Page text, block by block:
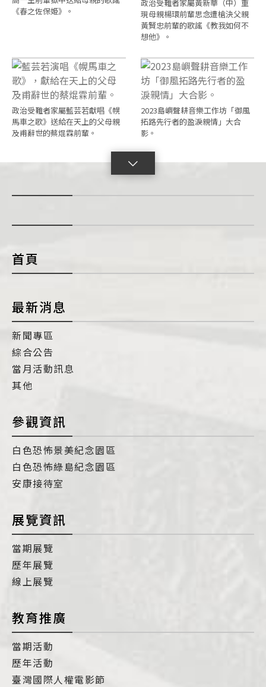
《春之佐保姫》。
政治受難者家屬黃新華（中）重
現母親楊環前輩思念遭槍決父親
黃賢忠前輩的歌謠《教我如何不
想他》。
政治受難者家屬藍芸若獻唱《幌
馬車之歌》送給在天上的父母親
及甫辭世的蔡焜霖前輩。
2023島嶼聲耕音樂工作坊「御風
拓路先行者的盈淚親情」大合
影。
首頁
最新消息
新聞專區
綜合公告
當月活動訊息
其他
參觀資訊
白色恐怖景美紀念園區
白色恐怖綠島紀念園區
安康接待室
展覽資訊
當期展覽
歷年展覽
線上展覽
教育推廣
當期活動
歷年活動
臺灣國際人權電影節